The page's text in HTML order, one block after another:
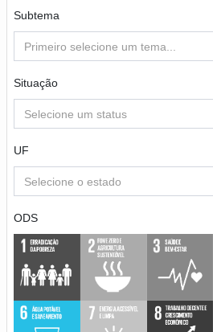
Subtema
Primeiro selecione um tema...
Situação
Selecione um status
UF
Selecione o estado
ODS